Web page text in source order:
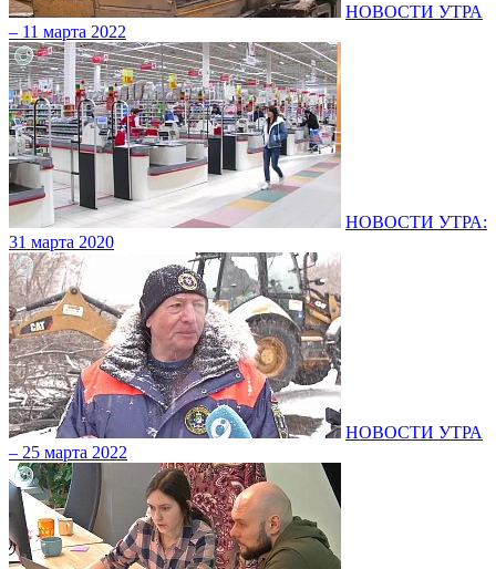
НОВОСТИ УТРА
– 11 марта 2022
НОВОСТИ УТРА:
31 марта 2020
НОВОСТИ УТРА
– 25 марта 2022